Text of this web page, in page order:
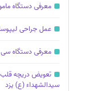
معرفى دستگاه
عمل جراحى
معرفى دستگاه
تعویض دریچه قلب
سیدالشهداء (ع) یزد